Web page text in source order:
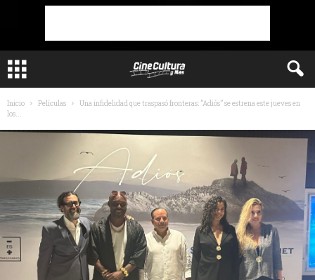
Inicio Películas
Una infidelidad que traspasó fronteras: ”Adiós” se estrena este jueves en
los...